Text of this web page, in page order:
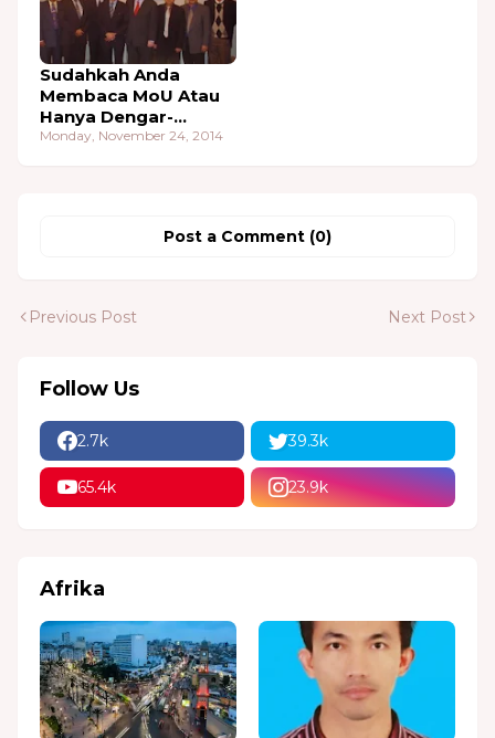
Sudahkah Anda
Membaca MoU Atau
Hanya Dengar-
Dengar Saja ?
Monday, November 24, 2014
Post a Comment (0)
Previous Post Next Post
Follow Us
2.7k 39.3k
65.4k 23.9k
Afrika